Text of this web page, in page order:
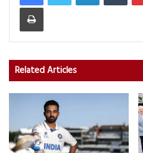
Print
Related Articles